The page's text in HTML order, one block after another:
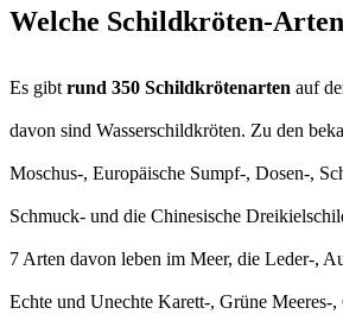
Welche Schildkröten-
Es gibt rund 350 Schildkrötenarten auf
davon sind Wasserschildkröten. Zu den
Moschus-, Europäische Sumpf-, Dosen-,
Schmuck- und die Chinesische
7 Arten davon leben im Meer, die Leder-,
Echte und Unechte Karett-, Grüne